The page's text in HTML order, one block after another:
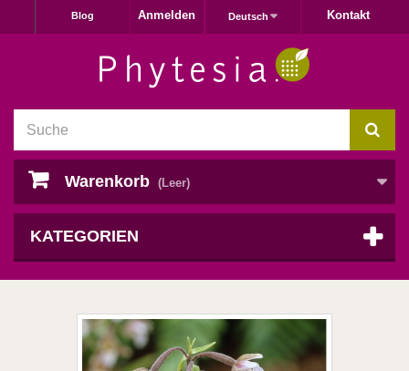
Kontakt
Deutsch
Anmelden
Blog
Warenkorb (Leer)
KATEGORIEN